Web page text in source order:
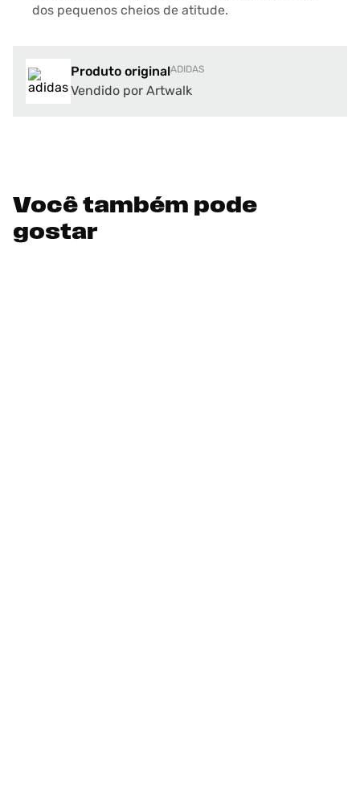
dos pequenos cheios de atitude.
Produto originalADIDAS
Vendido por Artwalk
Você também pode
gostar